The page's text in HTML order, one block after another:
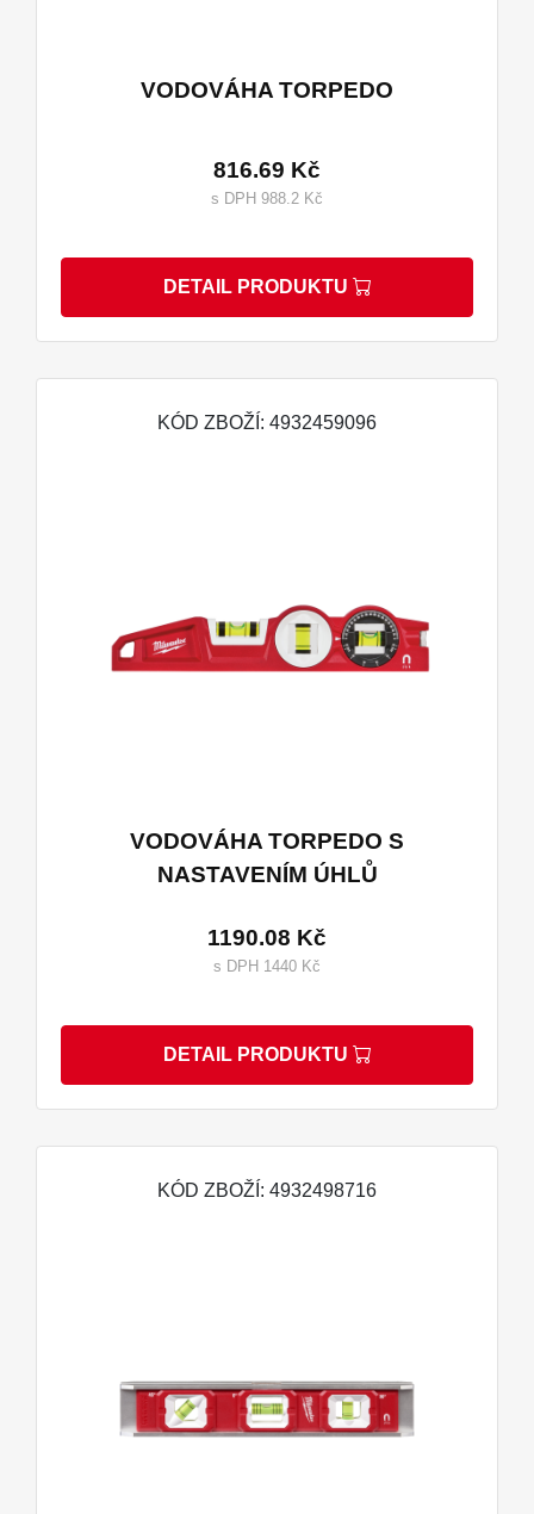
VODOVÁHA TORPEDO
816.69 Kč
s DPH 988.2 Kč
DETAIL PRODUKTU
KÓD ZBOŽÍ: 4932459096
VODOVÁHA TORPEDO S
NASTAVENÍM ÚHLŮ
1190.08 Kč
s DPH 1440 Kč
DETAIL PRODUKTU
KÓD ZBOŽÍ: 4932498716